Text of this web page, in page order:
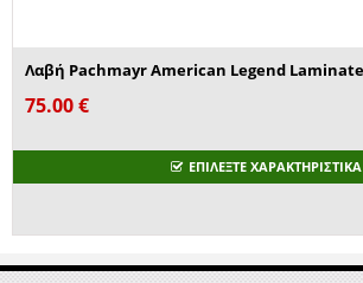
Λαβή Pachmayr American Legend
75.00€
ΕΠΙΛΕΞΤΕ ΧΑΡΑΚΤΗΡΙΣΤΙΚΑ